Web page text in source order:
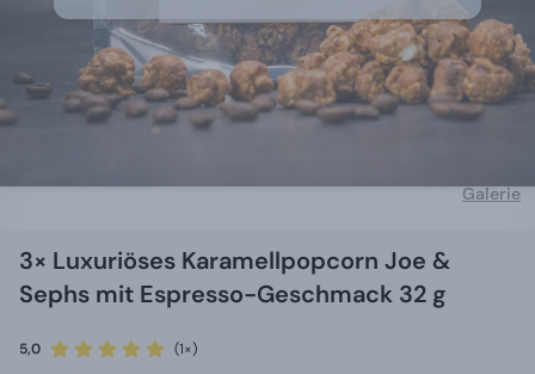
Galerie
3× Luxuriöses Karamellpopcorn Joe &
Sephs mit Espresso-Geschmack 32 g
5,0 (1×)